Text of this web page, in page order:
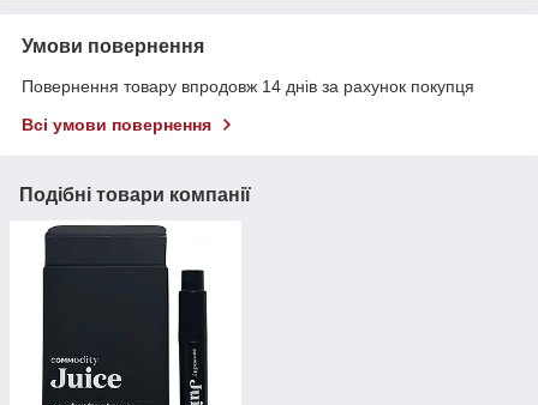
Умови повернення
Повернення товару впродовж 14 днів за рахунок покупця
Всі умови повернення
Подібні товари компанії